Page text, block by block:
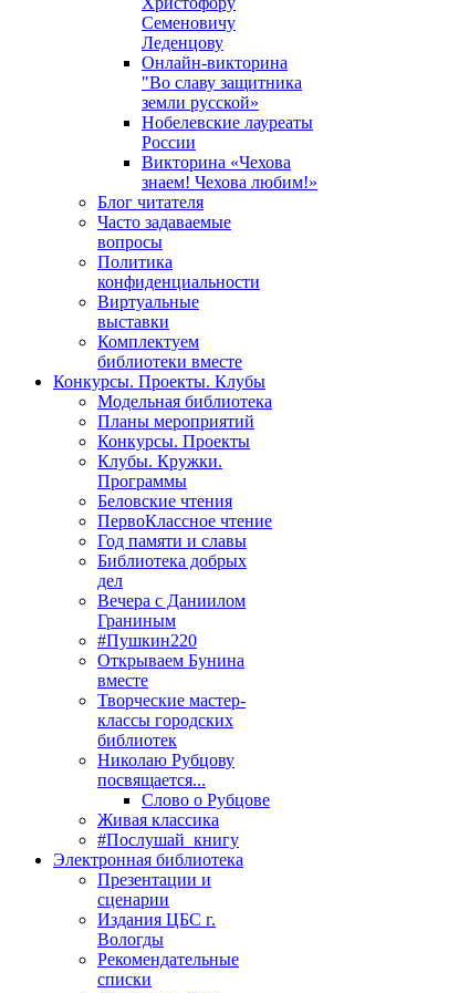
Семеновичу
Леденцову
Онлайн-викторина
"Во славу защитника
земли русской»
Нобелевские лауреаты
России
Викторина «Чехова
знаем! Чехова любим!»
Блог читателя
Часто задаваемые
вопросы
Политика
конфиденциальности
Виртуальные
выставки
Комплектуем
библиотеки вместе
Конкурсы. Проекты. Клубы
Модельная библиотека
Планы мероприятий
Конкурсы. Проекты
Клубы. Кружки.
Программы
Беловские чтения
ПервоКлассное чтение
Год памяти и славы
Библиотека добрых
дел
Вечера с Даниилом
Граниным
#Пушкин220
Открываем Бунина
вместе
Творческие мастер-
классы городских
библиотек
Николаю Рубцову
посвящается...
Слово о Рубцове
Живая классика
#Послушай_книгу
Электронная библиотека
Презентации и
сценарии
Издания ЦБС г.
Вологды
Рекомендательные
списки